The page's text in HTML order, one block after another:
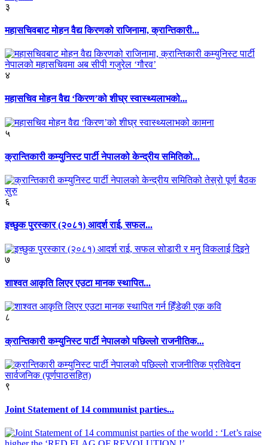
३
महासचिवबाट मोहन वैद्य किरणको राजिनामा, क्रान्तिकारी...
४
महासचिव मोहन वैद्य ‘किरण’को शीघ्र स्वास्थ्यलाभको...
५
क्रान्तिकारी कम्युनिस्ट पार्टी नेपालको केन्द्रीय समितिको...
६
इच्छुक पुरस्कार (२०८१) आदर्श राई, सफल...
७
शाश्वत आकृति लिएर एउटा मानक स्थापित...
८
क्रान्तिकारी कम्युनिस्ट पार्टी नेपालको पछिल्लो राजनीतिक...
९
Joint Statement of 14 communist parties...